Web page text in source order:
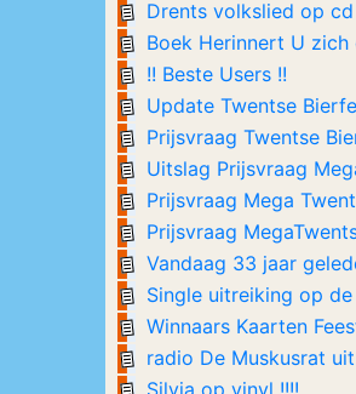
Drents volkslied op
Boek Herinnert U zich
!! Beste Users !!
Update Twentse
Prijsvraag Twentse
Uitslag Prijsvraag
Prijsvraag Mega
Prijsvraag
Vandaag 33 jaar
Single uitreiking op
Winnaars Kaarten
radio De Muskusrat
Silvia op vinyl !!!!